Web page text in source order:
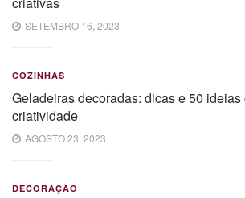
SETEMBRO 16, 2023
COZINHAS
Geladeiras decoradas: dicas e 50
criatividade
AGOSTO 23, 2023
DECORAÇÃO